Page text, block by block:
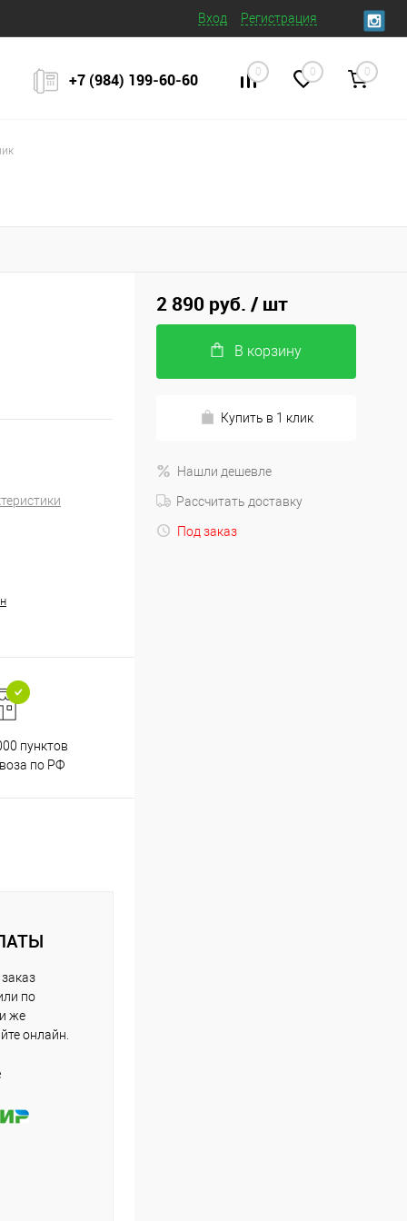
Вход Регистрация
+7 (984) 199‒60‒60 0 0 0
пунктов
по РФ
по
же
онлайн.
2 890 руб. / шт
В корзину
Купить в 1 клик
Нашли дешевле
Рассчитать доставку
Под заказ